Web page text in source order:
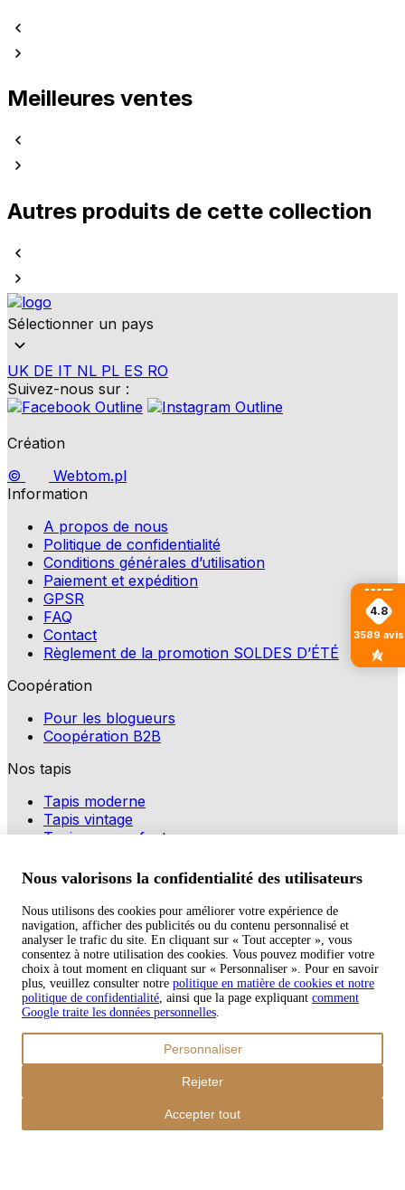
Meilleures ventes
Autres produits de cette collection
Sélectionner un pays
UK DE IT NL PL ES RO
Suivez-nous sur :
Création
©
Webtom.pl
Information
A propos de nous
Politique de confidentialité
Conditions générales d’utilisation
Paiement et expédition
GPSR
FAQ
Contact
Règlement de la promotion SOLDES D’ÉTÉ
Coopération
Pour les blogueurs
Coopération B2B
Nos tapis
Tapis moderne
Tapis vintage
Tapis pour enfants
Modes de paiement
Copyright © 2026 TAPISO
4.8
3589 avis
Nous valorisons la confidentialité des utilisateurs
Nous utilisons des cookies pour améliorer votre expérience de
navigation, afficher des publicités ou du contenu personnalisé et
analyser le trafic du site. En cliquant sur « Tout accepter », vous
consentez à notre utilisation des cookies. Vous pouvez modifier votre
choix à tout moment en cliquant sur « Personnaliser ». Pour en savoir
plus, veuillez consulter notre politique en matière de cookies et notre
politique de confidentialité, ainsi que la page expliquant comment
Google traite les données personnelles.
Personnaliser
Rejeter
Accepter tout
Panier
0,00
0,00
Poursuivre les achats